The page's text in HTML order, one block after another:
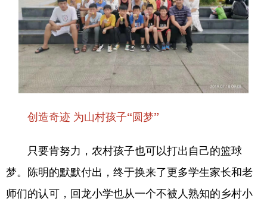
创造奇迹 为山村孩子“圆梦”
只要肯努力，农村孩子也可以打出自己的篮球
梦。陈明的默默付出，终于换来了更多学生家长和老
师们的认可，回龙小学也从一个不被人熟知的乡村小